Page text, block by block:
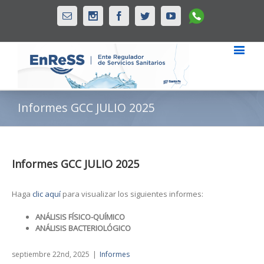
Email InstagramFacebookTwitterYoutubeWhatsapp
Informes GCC JULIO 2025
Informes GCC JULIO 2025
Haga clic aquí para visualizar los siguientes informes:
ANÁLISIS FÍSICO-QUÍMICO
ANÁLISIS BACTERIOLÓGICO
septiembre 22nd, 2025 | Informes